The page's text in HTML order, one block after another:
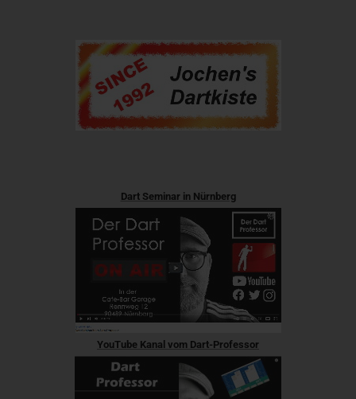
Dart Seminar in Nürnberg
YouTube Kanal vom Dart-Professor